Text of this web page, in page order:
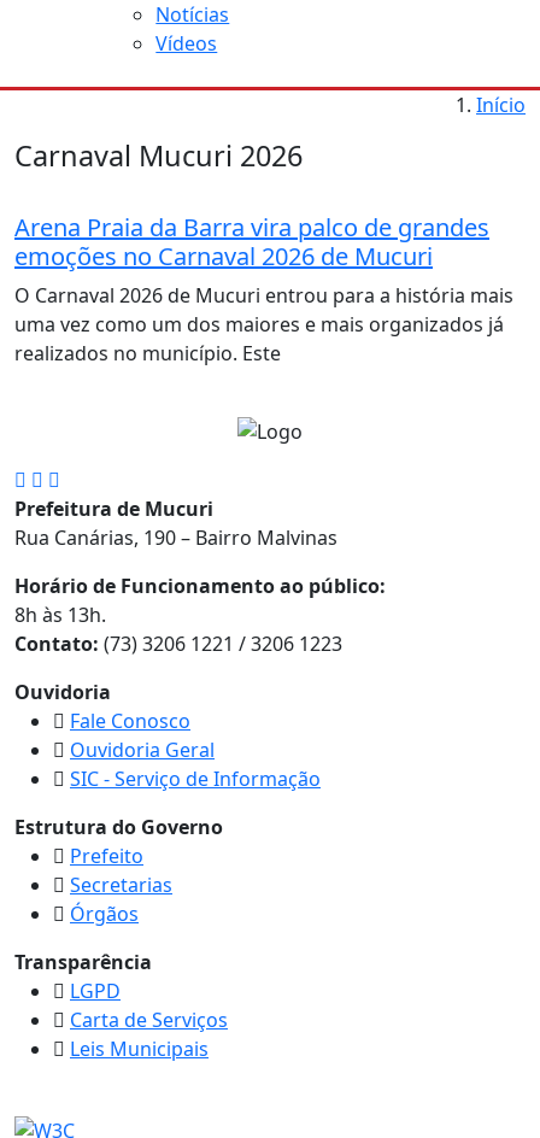
Notícias
Vídeos
Início
Carnaval Mucuri 2026
Arena Praia da Barra vira palco de grandes
emoções no Carnaval 2026 de Mucuri
O Carnaval 2026 de Mucuri entrou para a história mais
uma vez como um dos maiores e mais organizados já
realizados no município. Este
Prefeitura de Mucuri
Rua Canárias, 190 – Bairro Malvinas
Horário de Funcionamento ao público:
8h às 13h.
Contato: (73) 3206 1221 / 3206 1223
Ouvidoria
Fale Conosco
Ouvidoria Geral
SIC - Serviço de Informação
Estrutura do Governo
Prefeito
Secretarias
Órgãos
Transparência
LGPD
Carta de Serviços
Leis Municipais